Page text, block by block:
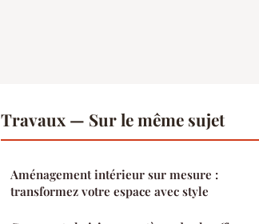
Travaux — Sur le même sujet
Aménagement intérieur sur mesure :
transformez votre espace avec style